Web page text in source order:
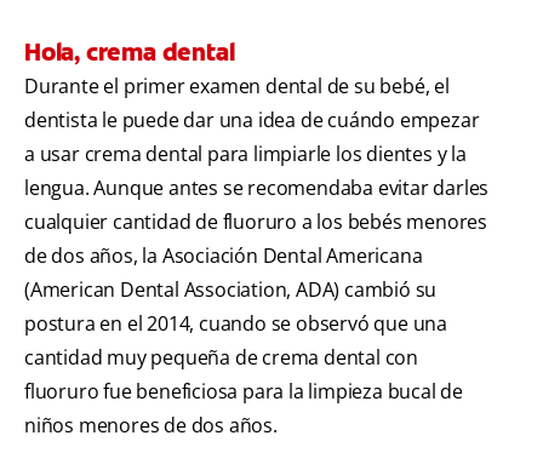
Hola, crema dental
Durante el primer examen dental de su bebé, el
dentista le puede dar una idea de cuándo empezar
a usar crema dental para limpiarle los dientes y la
lengua. Aunque antes se recomendaba evitar darles
cualquier cantidad de fluoruro a los bebés menores
de dos años, la Asociación Dental Americana
(American Dental Association, ADA) cambió su
postura en el 2014, cuando se observó que una
cantidad muy pequeña de crema dental con
fluoruro fue beneficiosa para la limpieza bucal de
niños menores de dos años.